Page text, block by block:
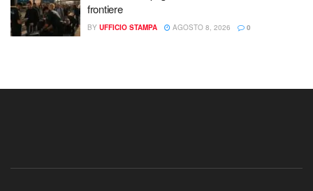
frontiere
BY UFFICIO STAMPA AGOSTO 8, 2026 0